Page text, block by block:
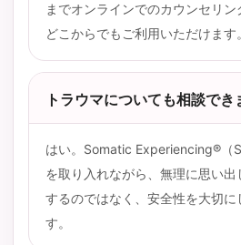
までオンラインでのカウンセリ
どこからでもご利用いただけます。
トラウマについても相談でき
はい。Somatic Experiencing®（
を取り入れながら、無理に思い出
するのではなく、安全性を大切に
す。